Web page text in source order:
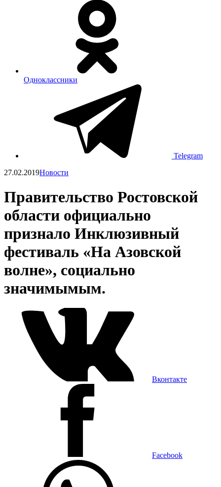
Одноклассники
Telegram
27.02.2019Новости
Правительство Ростовской
области официально
признало Инклюзивный
фестиваль «На Азовской
волне», социально
значимымым.
Вконтакте
Facebook